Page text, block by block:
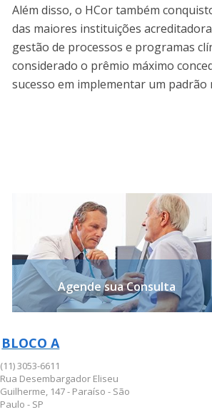
Além disso, o HCor também
das maiores instituições
gestão de processos e programas
considerado o prêmio máximo
sucesso em implementar um
Agende sua Consulta
BLOCO A
(11) 3053-6611
Rua Desembargador Eliseu
Guilherme, 147 - Paraíso - São
Paulo - SP